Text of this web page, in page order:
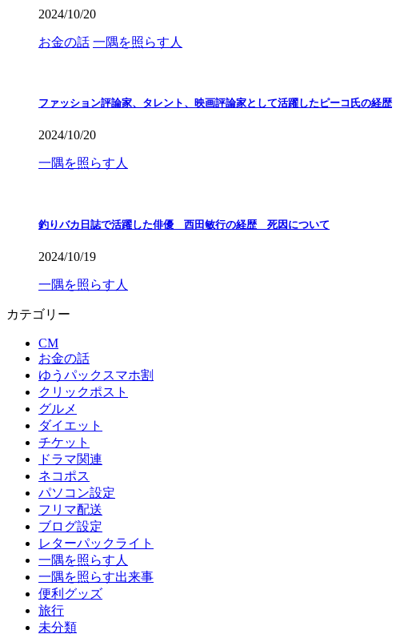
2024/10/20
お金の話 一隅を照らす人
ファッション評論家、タレント、映画評論家として活躍したピーコ氏の経歴
2024/10/20
一隅を照らす人
釣りバカ日誌で活躍した俳優 西田敏行の経歴 死因について
2024/10/19
一隅を照らす人
カテゴリー
CM
お金の話
ゆうパックスマホ割
クリックポスト
グルメ
ダイエット
チケット
ドラマ関連
ネコポス
パソコン設定
フリマ配送
ブログ設定
レターパックライト
一隅を照らす人
一隅を照らす出来事
便利グッズ
旅行
未分類